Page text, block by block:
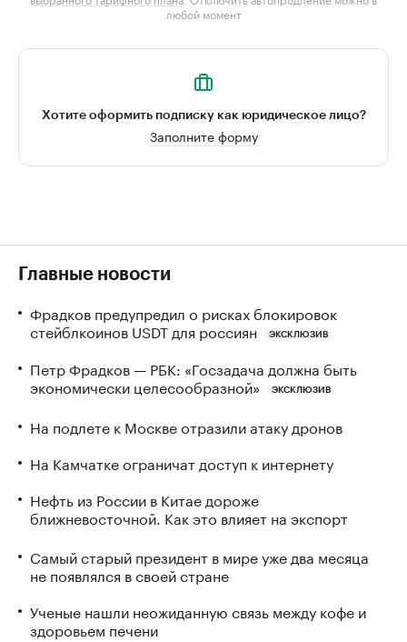
любой момент
Хотите оформить подписку как юридическое лицо?
Заполните форму
Главные новости
Фрадков предупредил о рисках блокировок
стейблкоинов USDT для россиян
ЭКСКЛЮЗИВ
Петр Фрадков — РБК: «Госзадача должна быть
экономически целесообразной»
ЭКСКЛЮЗИВ
На подлете к Москве отразили атаку дронов
На Камчатке ограничат доступ к интернету
Нефть из России в Китае дороже
ближневосточной. Как это влияет на экспорт
Самый старый президент в мире уже два месяца
не появлялся в своей стране
Ученые нашли неожиданную связь между кофе и
здоровьем печени